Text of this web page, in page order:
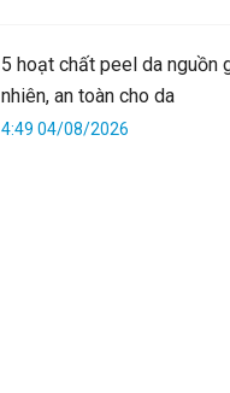
5 hoạt chất peel da nguồn
nhiên, an toàn cho da
4:49 04/08/2026